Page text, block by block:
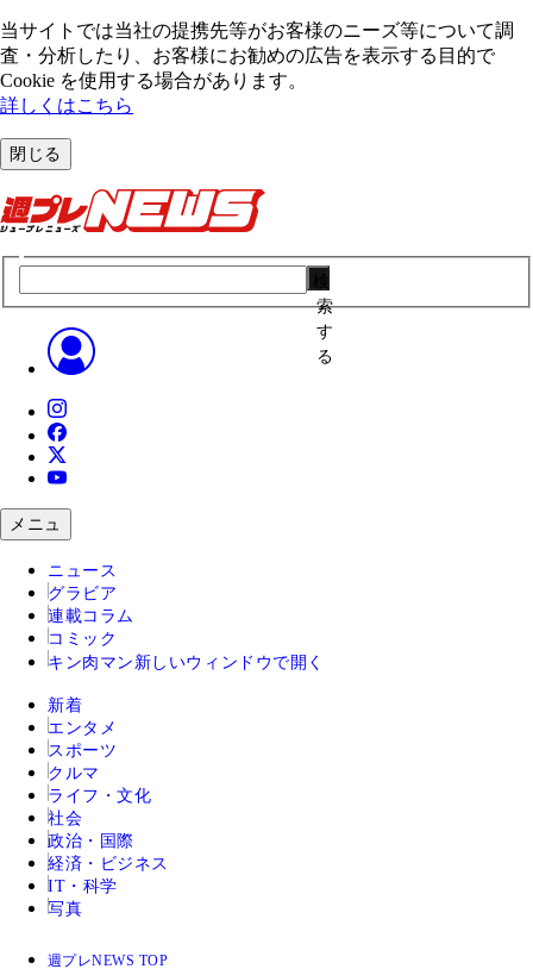
当サイトでは当社の提携先等がお客様のニーズ等について調
査・分析したり、お客様にお勧めの広告を表⽰する⽬的で
Cookie を使⽤する場合があります。
詳しくはこちら
閉じる
索
す
る
メニュ
ニュース
グラビア
連載コラム
コミック
キン肉マン 新しいウィンドウで開く
新着
エンタメ
スポーツ
クルマ
ライフ・文化
社会
政治・国際
経済・ビジネス
IT・科学
写真
週プレNEWS TOP